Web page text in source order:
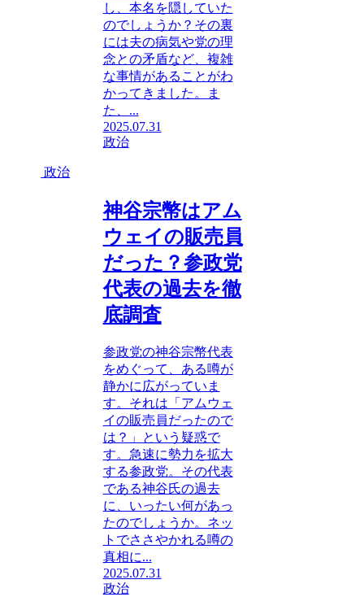
し、本名を隠していた
のでしょうか？その裏
には夫の病気や党の理
念との矛盾など、複雑
な事情があることがわ
かってきました。ま
た、...
2025.07.31
政治
政治
神谷宗幣はアム
ウェイの販売員
だった？参政党
代表の過去を徹
底調査
参政党の神谷宗幣代表
をめぐって、ある噂が
静かに広がっていま
す。それは「アムウェ
イの販売員だったので
は？」という疑惑で
す。急速に勢力を拡大
する参政党。その代表
である神谷氏の過去
に、いったい何があっ
たのでしょうか。ネッ
トでささやかれる噂の
真相に...
2025.07.31
政治